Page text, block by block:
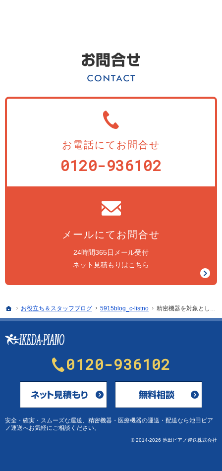
お電話にてお問合せ
0120-936102
メールにてお問合せ
24時間365日メール受付
ネット見積もりはこちら
ホーム
お役立ち＆スタッフブログ 5915blog_c-listno 精密機器を対象とした輸送中のトラッキング技術と遠隔監視
0120-936102
メールにてお問合せ
© 2014-2026 池田ピアノ運送株式会社
安全・確実・スムーズな運送、 精密機器・医療機器の運送・配送なら池田ピア
ノ運送へお気軽にご相談ください。